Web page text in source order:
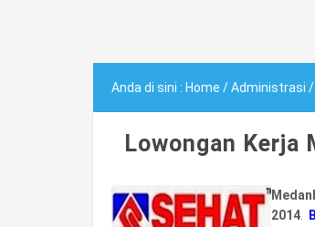
Anda di sini : Home /Administrasi /
Lowongan Kerja
2014